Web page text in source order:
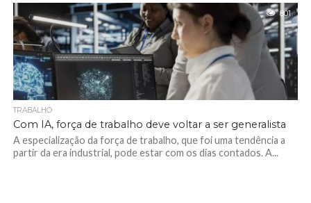
801
TRABALHO
Com IA, força de trabalho deve voltar a ser generalista
A especialização da força de trabalho, que foi uma tendência a
partir da era industrial, pode estar com os dias contados. A...